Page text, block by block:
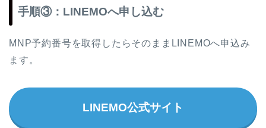
手順③：LINEMOへ申し込む
MNP予約番号を取得したらそのままLINEMOへ申込み
ます。
LINEMO公式サイト